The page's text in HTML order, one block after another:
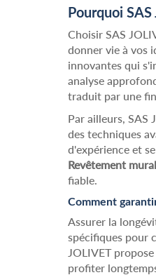
Pourquoi
Choisir SAS
donner vie à vos
innovantes qui
analyse
traduit par une
Par ailleurs, SAS
des techniques
d'expérience et
Revêtement
fiable.
Comment
Assurer la
spécifiques pour
JOLIVET
profiter